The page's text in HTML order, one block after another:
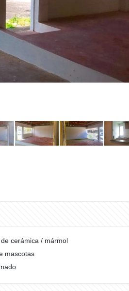
cerámica / mármol
mascotas